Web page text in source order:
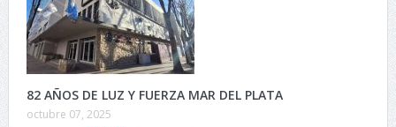
82 AÑOS DE LUZ Y FUERZA MAR DEL PLATA
octubre 07, 2025